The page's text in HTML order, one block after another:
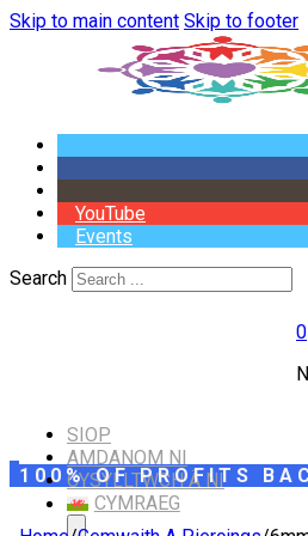
Skip to main content Skip to footer
YouTube
Events
Search
0
SIOP
AMDANOM NI
CYSYLLTWCH Â NI
CYMRAEG
100% OF PROFITS